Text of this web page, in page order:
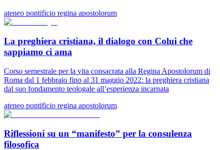
ateneo pontificio regina apostolorum
La preghiera cristiana, il dialogo con Colui che
sappiamo ci ama
Corso semestrale per la vita consacrata alla Regina Apostolorum di
Roma dal 1 febbraio fino al 31 maggio 2022: la preghiera cristiana
dal suo fondamento teologale all’esperienza incarnata
ateneo pontificio regina apostolorum
Riflessioni su un “manifesto” per la consulenza
filosofica